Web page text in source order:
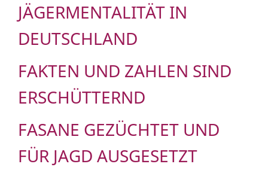
JÄGERMENTALITÄT IN
DEUTSCHLAND
FAKTEN UND ZAHLEN SIND
ERSCHÜTTERND
FASANE GEZÜCHTET UND
FÜR JAGD AUSGESETZT